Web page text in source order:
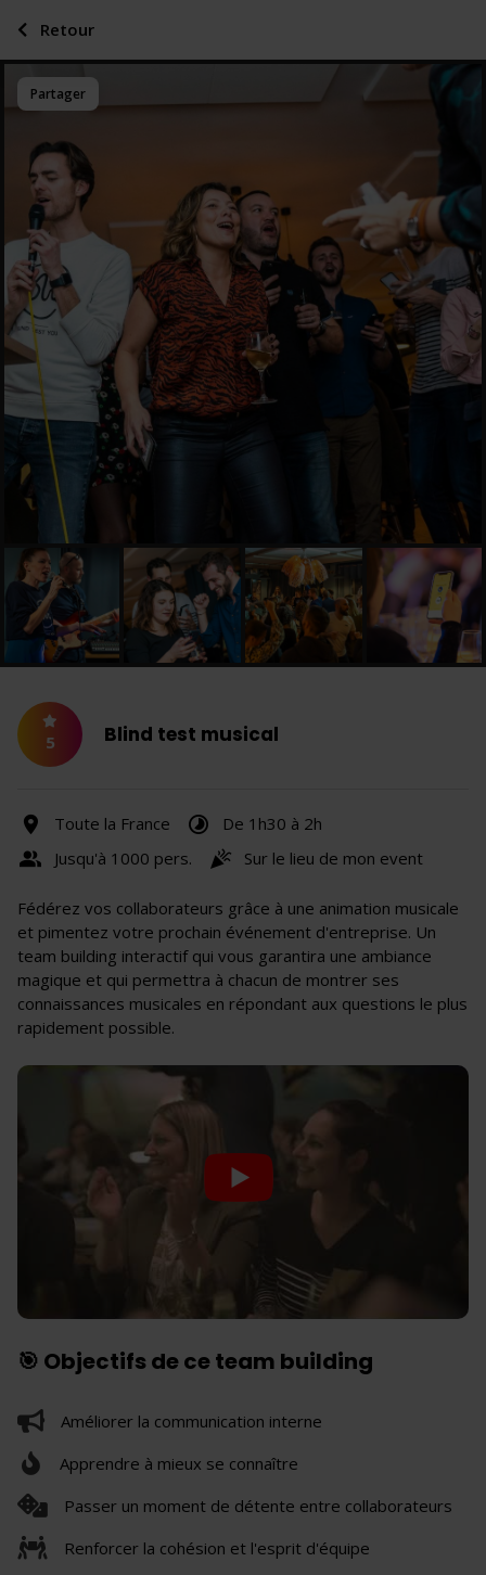
Partager
5 Blind test musical
Toute la France
De 1h30 à 2h
Jusqu'à 1000 pers.
Sur le lieu de mon event
Fédérez vos collaborateurs grâce à une animation musicale
et pimentez votre prochain événement d'entreprise. Un
team building interactif qui vous garantira une ambiance
magique et qui permettra à chacun de montrer ses
connaissances musicales en répondant aux questions le plus
rapidement possible.
🎯 Objectifs de ce team building
Améliorer la communication interne
Apprendre à mieux se connaître
Passer un moment de détente entre collaborateurs
Renforcer la cohésion et l'esprit d'équipe
Retour